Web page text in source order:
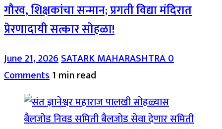
गौरव, शिक्षकांचा सन्मान; प्रगती विद्या मंदिरात
प्रेरणादायी सत्कार सोहळा!
June 21, 2026SATARK MAHARASHTRA0
Comments1 min read